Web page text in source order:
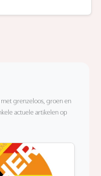
grenzeloos, groen en
actuele artikelen op